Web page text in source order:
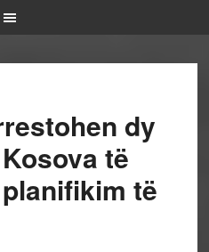
dy
të
të